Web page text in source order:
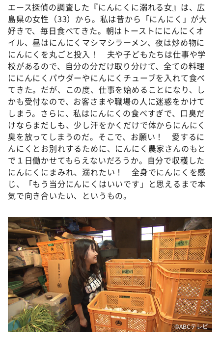
アナ回覧板
エース探偵の調査した『にんにくに溺れる女』は、広
島県の女性（33）から。私は昔から「にんにく」が大
好きで、毎日食べてきた。朝はトーストににんにくオ
イル、昼はにんにくマシマシラーメン、夜は炒め物に
にんにくを丸ごと投入！ 夫や子どもたちは仕事や学
校があるので、自分の分だけ取り分けて、全ての料理
ににんにくパウダーやにんにくチューブを入れて食べ
てきた。だが、この度、仕事を始めることになり、し
かも受付なので、お客さまや職場の人に迷惑をかけて
しまう。さらに、私はにんにくの食べすぎで、口臭だ
けならまだしも、少し汗をかくだけで体からにんにく
臭を放ってしまうのだ。そこで、お願い！ 愛するに
んにくとお別れするために、にんにく農家さんのもと
で１日働かせてもらえないだろうか。自分で収穫した
にんにくにまみれ、溺れたい！ 全身でにんにくを感
じ、「もう当分にんにくはいいです」と思えるまで本
気で向き合いたい、というもの。
©️ABCテレビ